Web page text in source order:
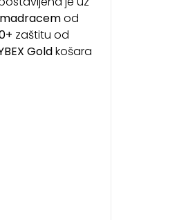
madracemod
zaštitu od
Goldkošara